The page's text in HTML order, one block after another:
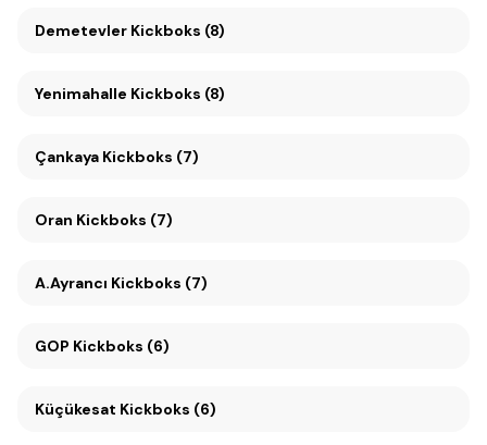
Demetevler Kickboks (8)
Yenimahalle Kickboks (8)
Çankaya Kickboks (7)
Oran Kickboks (7)
A.Ayrancı Kickboks (7)
GOP Kickboks (6)
Küçükesat Kickboks (6)